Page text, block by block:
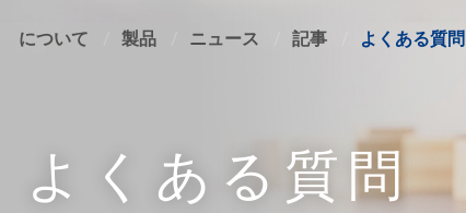
について 製品 ニュース 記事 よくある質問
よくある質問